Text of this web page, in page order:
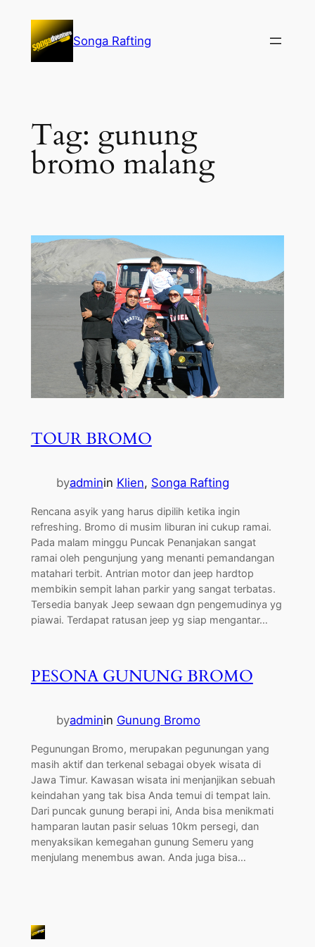
konten
Songa Rafting
Tag: gunung
bromo malang
TOUR BROMO
byadminin Klien, Songa Rafting
Rencana asyik yang harus dipilih ketika ingin
refreshing. Bromo di musim liburan ini cukup ramai.
Pada malam minggu Puncak Penanjakan sangat
ramai oleh pengunjung yang menanti pemandangan
matahari terbit. Antrian motor dan jeep hardtop
membikin sempit lahan parkir yang sangat terbatas.
Tersedia banyak Jeep sewaan dgn pengemudinya yg
piawai. Terdapat ratusan jeep yg siap mengantar…
PESONA GUNUNG BROMO
byadminin Gunung Bromo
Pegunungan Bromo, merupakan pegunungan yang
masih aktif dan terkenal sebagai obyek wisata di
Jawa Timur. Kawasan wisata ini menjanjikan sebuah
keindahan yang tak bisa Anda temui di tempat lain.
Dari puncak gunung berapi ini, Anda bisa menikmati
hamparan lautan pasir seluas 10km persegi, dan
menyaksikan kemegahan gunung Semeru yang
menjulang menembus awan. Anda juga bisa…